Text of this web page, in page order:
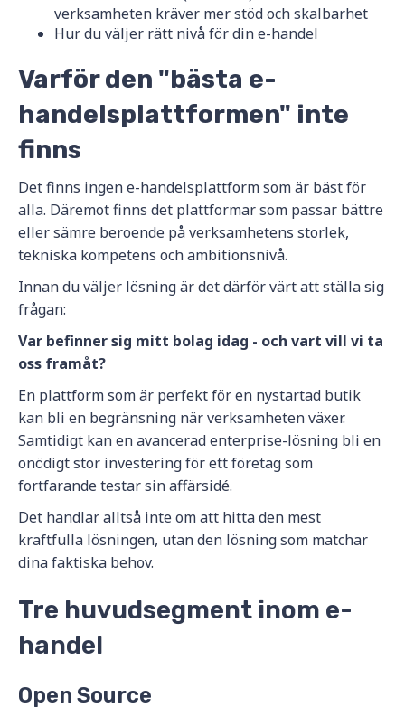
verksamheten kräver mer stöd och skalbarhet
Hur du väljer rätt nivå för din e-handel
Varför den "bästa e-
handelsplattformen" inte
finns
Det finns ingen e-handelsplattform som är bäst för
alla. Däremot finns det plattformar som passar bättre
eller sämre beroende på verksamhetens storlek,
tekniska kompetens och ambitionsnivå.
Innan du väljer lösning är det därför värt att ställa sig
frågan:
Var befinner sig mitt bolag idag - och vart vill vi ta
oss framåt?
En plattform som är perfekt för en nystartad butik
kan bli en begränsning när verksamheten växer.
Samtidigt kan en avancerad enterprise-lösning bli en
onödigt stor investering för ett företag som
fortfarande testar sin affärsidé.
Det handlar alltså inte om att hitta den mest
kraftfulla lösningen, utan den lösning som matchar
dina faktiska behov.
Tre huvudsegment inom e-
handel
Open Source